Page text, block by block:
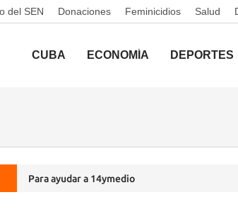
del SEN Donaciones Feminicidios Salud
CUBA ECONOMÍA DEPORTES
Para ayudar a 14ymedio